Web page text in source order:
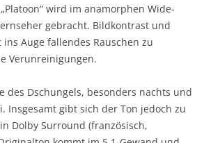
wird im anamorphen Wide-
gebracht. Bildkontrast und
Auge fallendes Rauschen zu
Verunreinigungen.
des Dschungels, besonders nachts und
Insgesamt gibt sich der Ton jedoch zu
Dolby Surround (französisch,